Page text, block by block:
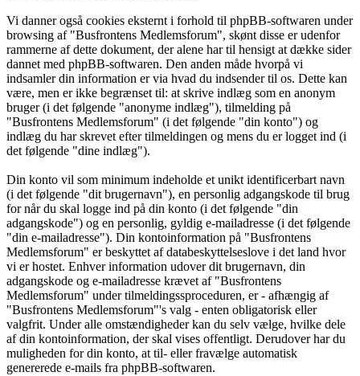
Vi danner også cookies eksternt i forhold til phpBB-softwaren under
browsing af "Busfrontens Medlemsforum", skønt disse er udenfor
rammerne af dette dokument, der alene har til hensigt at dække sider
dannet med phpBB-softwaren. Den anden måde hvorpå vi
indsamler din information er via hvad du indsender til os. Dette kan
være, men er ikke begrænset til: at skrive indlæg som en anonym
bruger (i det følgende "anonyme indlæg"), tilmelding på
"Busfrontens Medlemsforum" (i det følgende "din konto") og
indlæg du har skrevet efter tilmeldingen og mens du er logget ind (i
det følgende "dine indlæg").
Din konto vil som minimum indeholde et unikt identificerbart navn
(i det følgende "dit brugernavn"), en personlig adgangskode til brug
for når du skal logge ind på din konto (i det følgende "din
adgangskode") og en personlig, gyldig e-mailadresse (i det følgende
"din e-mailadresse"). Din kontoinformation på "Busfrontens
Medlemsforum" er beskyttet af databeskyttelseslove i det land hvor
vi er hostet. Enhver information udover dit brugernavn, din
adgangskode og e-mailadresse krævet af "Busfrontens
Medlemsforum" under tilmeldingssproceduren, er - afhængig af
"Busfrontens Medlemsforum"'s valg - enten obligatorisk eller
valgfrit. Under alle omstændigheder kan du selv vælge, hvilke dele
af din kontoinformation, der skal vises offentligt. Derudover har du
muligheden for din konto, at til- eller fravælge automatisk
genererede e-mails fra phpBB-softwaren.